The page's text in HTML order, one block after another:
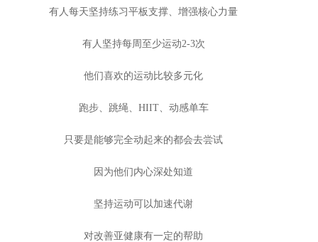
有人每天坚持练习平板支撑、增强核心力量
有人坚持每周至少运动2-3次
他们喜欢的运动比较多元化
跑步、跳绳、HIIT、动感单车
只要是能够完全动起来的都会去尝试
因为他们内心深处知道
坚持运动可以加速代谢
对改善亚健康有一定的帮助